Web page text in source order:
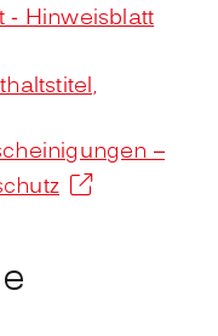
- Hinweisblatt
–